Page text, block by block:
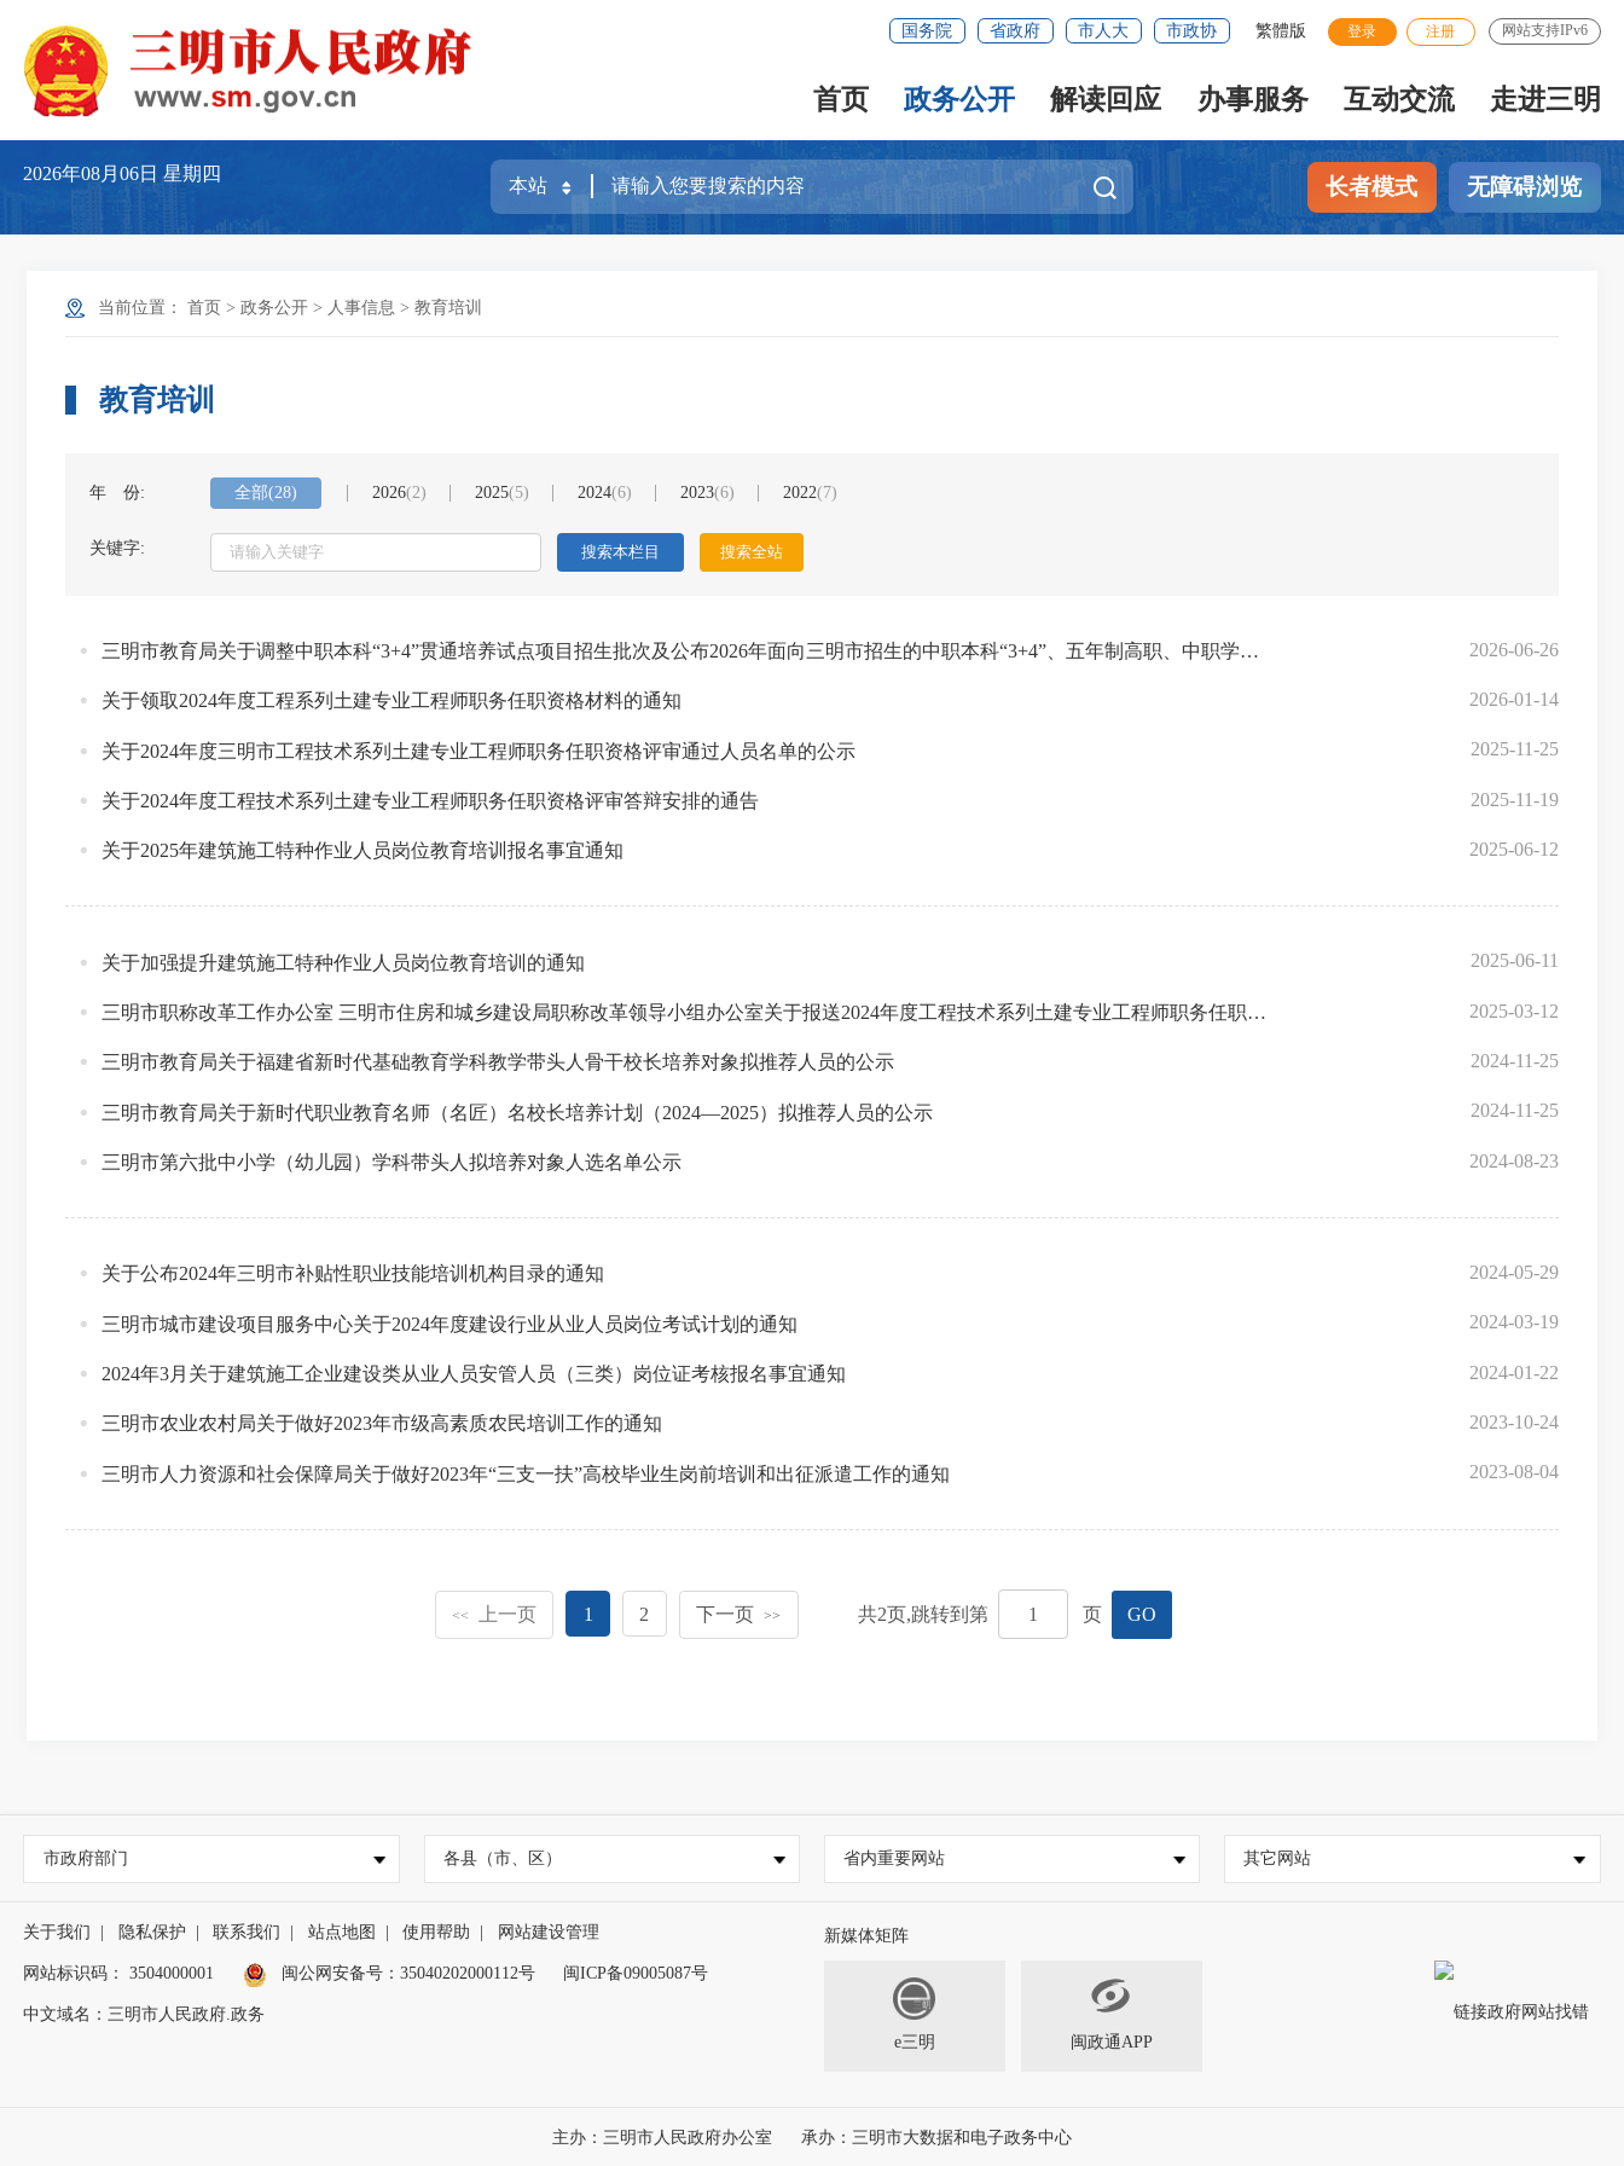
国务院 省政府 市人大 市政协 繁體版 登录 注册 网站支持IPv6
首页 政务公开 解读回应 办事服务 互动交流 走进三明
2026年08月06日星期四
长者模式 无障碍浏览
当前位置： 首页 > 政务公开 > 人事信息 > 教育培训
教育培训
年 份: 全部(28) 2026(2) 2025(5) 2024(6) 2023(6) 2022(7)
关键字:
2026-06-26
三明市教育局关于调整中职本科“3+4”贯通培养试点项目招生批次及公布2026年面向三明市招生的中职本科“3+4”、五年制高职、中职学校（含技工学校）分专业招生计划的通知
2026-01-14
关于领取2024年度工程系列土建专业工程师职务任职资格材料的通知
2025-11-25
关于2024年度三明市工程技术系列土建专业工程师职务任职资格评审通过人员名单的公示
2025-11-19
关于2024年度工程技术系列土建专业工程师职务任职资格评审答辩安排的通告
2025-06-12
关于2025年建筑施工特种作业人员岗位教育培训报名事宜通知
2025-06-11
关于加强提升建筑施工特种作业人员岗位教育培训的通知
2025-03-12
三明市职称改革工作办公室 三明市住房和城乡建设局职称改革领导小组办公室关于报送2024年度工程技术系列土建专业工程师职务任职资格评审材料的通知
2024-11-25
三明市教育局关于福建省新时代基础教育学科教学带头人骨干校长培养对象拟推荐人员的公示
2024-11-25
三明市教育局关于新时代职业教育名师（名匠）名校长培养计划（2024—2025）拟推荐人员的公示
2024-08-23
三明市第六批中小学（幼儿园）学科带头人拟培养对象人选名单公示
2024-05-29
关于公布2024年三明市补贴性职业技能培训机构目录的通知
2024-03-19
三明市城市建设项目服务中心关于2024年度建设行业从业人员岗位考试计划的通知
2024-01-22
2024年3月关于建筑施工企业建设类从业人员安管人员（三类）岗位证考核报名事宜通知
2023-10-24
三明市农业农村局关于做好2023年市级高素质农民培训工作的通知
2023-08-04
三明市人力资源和社会保障局关于做好2023年“三支一扶”高校毕业生岗前培训和出征派遣工作的通知
<< 上一页 1 2 下一页 >> 共2页,跳转到第 页 GO
市政府部门 各县（市、区） 省内重要网站 其它网站
关于我们 隐私保护 联系我们 站点地图 使用帮助 网站建设管理
网站标识码： 3504000001 闽公网安备号： 35040202000112号 闽ICP备09005087号
中文域名：三明市人民政府.政务
新媒体矩阵
e三明 闽政通APP
主办：三明市人民政府办公室 承办：三明市大数据和电子政务中心